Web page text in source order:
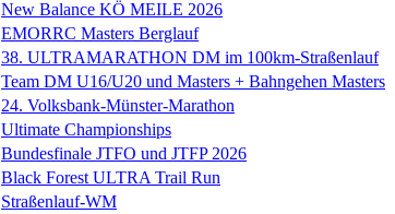
New Balance KÖ MEILE 2026
EMORRC Masters Berglauf
38. ULTRAMARATHON DM im 100km-Straßenlauf
Team DM U16/U20 und Masters + Bahngehen Masters
24. Volksbank-Münster-Marathon
Ultimate Championships
Bundesfinale JTFO und JTFP 2026
Black Forest ULTRA Trail Run
Straßenlauf-WM